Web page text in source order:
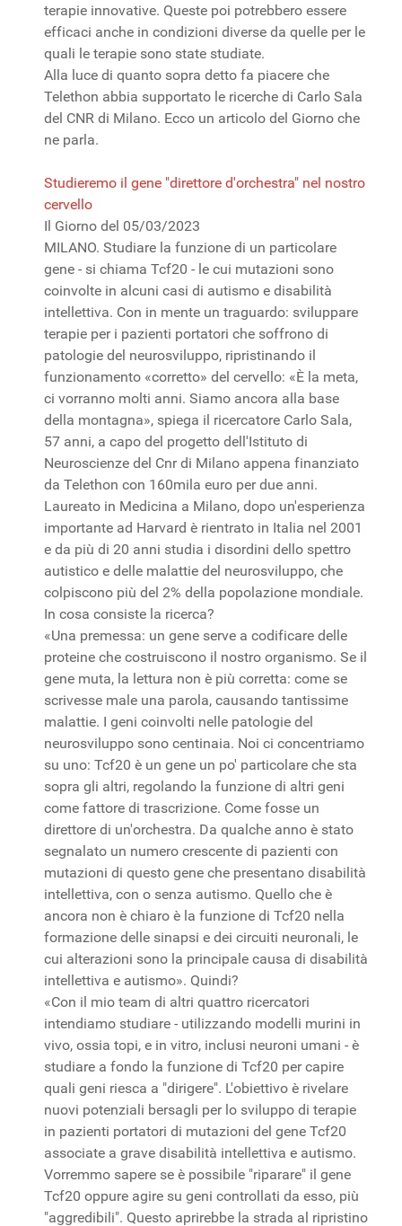
terapie innovative. Queste poi potrebbero essere
efficaci anche in condizioni diverse da quelle per le
quali le terapie sono state studiate.
Alla luce di quanto sopra detto fa piacere che
Telethon abbia supportato le ricerche di Carlo Sala
del CNR di Milano. Ecco un articolo del Giorno che
ne parla.
Studieremo il gene "direttore d'orchestra" nel nostro
cervello
Il Giorno del 05/03/2023
MILANO. Studiare la funzione di un particolare
gene - si chiama Tcf20 - le cui mutazioni sono
coinvolte in alcuni casi di autismo e disabilità
intellettiva. Con in mente un traguardo: sviluppare
terapie per i pazienti portatori che soffrono di
patologie del neurosviluppo, ripristinando il
funzionamento «corretto» del cervello: «È la meta,
ci vorranno molti anni. Siamo ancora alla base
della montagna», spiega il ricercatore Carlo Sala,
57 anni, a capo del progetto dell'Istituto di
Neuroscienze del Cnr di Milano appena finanziato
da Telethon con 160mila euro per due anni.
Laureato in Medicina a Milano, dopo un'esperienza
importante ad Harvard è rientrato in Italia nel 2001
e da più di 20 anni studia i disordini dello spettro
autistico e delle malattie del neurosviluppo, che
colpiscono più del 2% della popolazione mondiale.
In cosa consiste la ricerca?
«Una premessa: un gene serve a codificare delle
proteine che costruiscono il nostro organismo. Se il
gene muta, la lettura non è più corretta: come se
scrivesse male una parola, causando tantissime
malattie. I geni coinvolti nelle patologie del
neurosviluppo sono centinaia. Noi ci concentriamo
su uno: Tcf20 è un gene un po' particolare che sta
sopra gli altri, regolando la funzione di altri geni
come fattore di trascrizione. Come fosse un
direttore di un'orchestra. Da qualche anno è stato
segnalato un numero crescente di pazienti con
mutazioni di questo gene che presentano disabilità
intellettiva, con o senza autismo. Quello che è
ancora non è chiaro è la funzione di Tcf20 nella
formazione delle sinapsi e dei circuiti neuronali, le
cui alterazioni sono la principale causa di disabilità
intellettiva e autismo». Quindi?
«Con il mio team di altri quattro ricercatori
intendiamo studiare - utilizzando modelli murini in
vivo, ossia topi, e in vitro, inclusi neuroni umani - è
studiare a fondo la funzione di Tcf20 per capire
quali geni riesca a "dirigere". L'obiettivo è rivelare
nuovi potenziali bersagli per lo sviluppo di terapie
in pazienti portatori di mutazioni del gene Tcf20
associate a grave disabilità intellettiva e autismo.
Vorremmo sapere se è possibile "riparare" il gene
Tcf20 oppure agire su geni controllati da esso, più
"aggredibili". Questo aprirebbe la strada al ripristino